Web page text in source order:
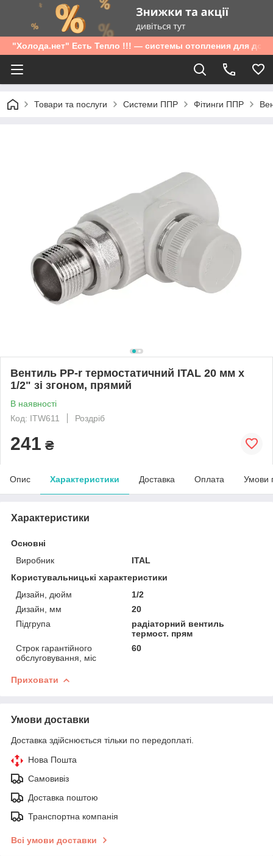
"Холода.нет" Есть Тепло !!! — системы отопления для дома
Товари та послуги Системи ППР Фітинги ППР
Вентиль PP-r термостатичний ITAL 20 мм х
1/2" зі згоном, прямий
В наявності
Код: ITW611
Роздріб
241 ₴
Опис Характеристики Доставка Оплата Умови
Характеристики
Основні
Виробник
ITAL
Користувальницькі характеристики
Дизайн, дюйм
1/2
Дизайн, мм
20
Підгрупа
радіаторний вентиль
термост. прям
Строк гарантійного
обслуговування, міс
60
Приховати
Умови доставки
Доставка здійснюється тільки по передоплаті.
Нова Пошта
Самовивіз
Доставка поштою
Транспортна компанія
Всі умови доставки